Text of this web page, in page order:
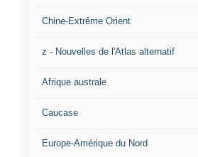
Chine-Extrême Orient
z - Nouvelles de l'Atlas alternatif
Afrique australe
Caucase
Europe-Amérique du Nord